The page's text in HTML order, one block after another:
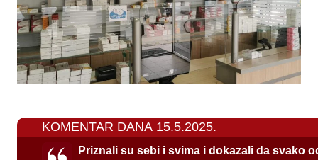
KOMENTAR DANA 15.5.2025.
Priznali su sebi i svima i dokazali da svako